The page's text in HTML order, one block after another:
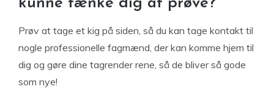
kunne tænke dig at prøve?
Prøv at tage et kig på siden, så du kan tage kontakt til
nogle professionelle fagmænd, der kan komme hjem til
dig og gøre dine tagrender rene, så de bliver så gode
som nye!